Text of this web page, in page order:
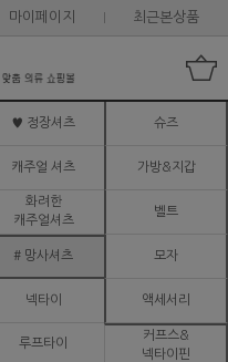
마이페이지 최근본상품
♥ 정장셔츠 슈즈
캐주얼 셔츠 가방&지갑
화려한
캐주얼셔츠
벨트
# 망사셔츠 모자
넥타이 액세서리
루프타이
커프스&
넥타이핀